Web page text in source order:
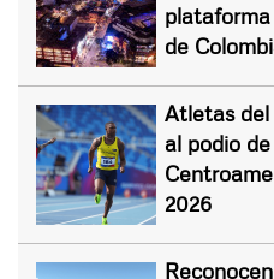
de
Atletas del
al podio
2026